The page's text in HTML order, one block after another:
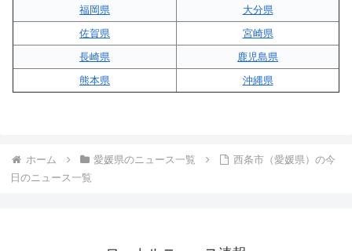
福岡県
大分県
佐賀県
宮崎県
長崎県
鹿児島県
熊本県
沖縄県
ホーム 愛媛県のニュース一覧
西条市（愛媛県）の今
日のニュース一覧